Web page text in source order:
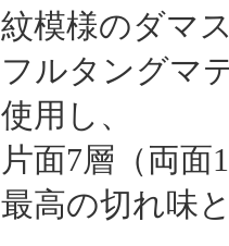
紋模様のダマ
フルタングマ
使用し、
片面7層（両
最高の切れ味